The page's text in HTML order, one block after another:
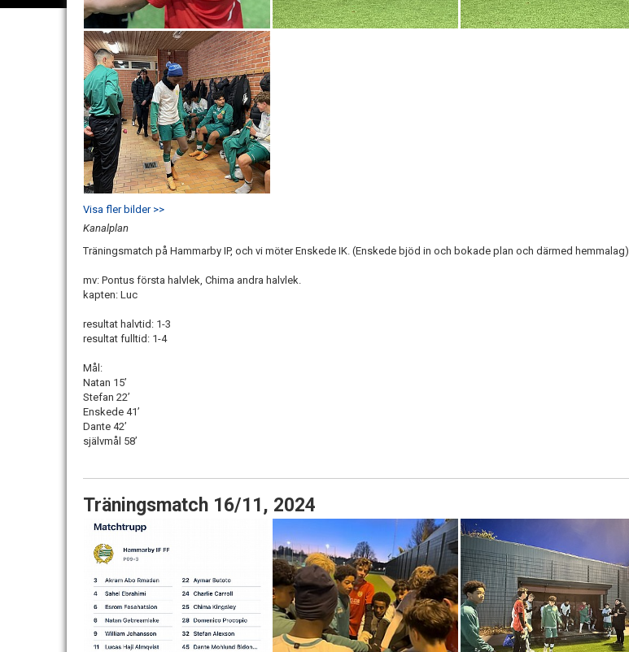
Visa fler bilder >>
Kanalplan
Träningsmatch på Hammarby IP, och vi möter Enskede IK. (Enskede bjöd in och bokade plan och därmed hemmalag)
mv: Pontus första halvlek, Chima andra halvlek.
kapten: Luc
resultat halvtid: 1-3
resultat fulltid: 1-4
Mål:
Natan 15’
Stefan 22’
Enskede 41’
Dante 42’
självmål 58’
Träningsmatch 16/11, 2024